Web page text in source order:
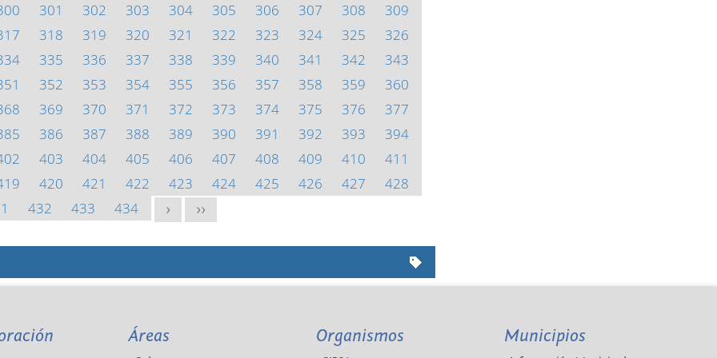
301 302 303 304 305 306 307 308
309
318 319 320 321 322 323 324 325
326
335 336 337 338 339 340 341 342
343
352 353 354 355 356 357 358 359
360
369 370 371 372 373 374 375 376
377
386 387 388 389 390 391 392 393
394
403 404 405 406 407 408 409 410
411
420 421 422 423 424 425 426 427
428
432 433 434 > >>
Áreas Organismos Municipios